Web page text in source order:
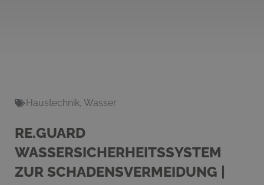
Haustechnik, Wasser
RE.GUARD
WASSERSICHERHEITSSYSTEM
ZUR SCHADENSVERMEIDUNG |